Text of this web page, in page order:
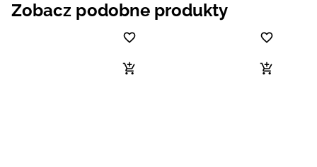
Zobacz podobne produkty